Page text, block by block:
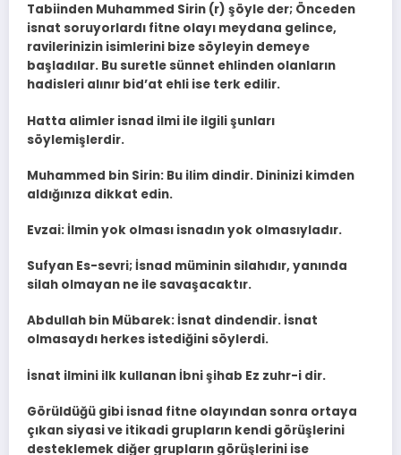
Tabiinden Muhammed Sirin (r) şöyle der; Önceden
isnat soruyorlardı fitne olayı meydana gelince,
ravilerinizin isimlerini bize söyleyin demeye
başladılar. Bu suretle sünnet ehlinden olanların
hadisleri alınır bid’at ehli ise terk edilir.
Hatta alimler isnad ilmi ile ilgili şunları
söylemişlerdir.
Muhammed bin Sirin: Bu ilim dindir. Dininizi kimden
aldığınıza dikkat edin.
Evzai: İlmin yok olması isnadın yok olmasıyladır.
Sufyan Es-sevri; İsnad müminin silahıdır, yanında
silah olmayan ne ile savaşacaktır.
Abdullah bin Mübarek: İsnat dindendir. İsnat
olmasaydı herkes istediğini söylerdi.
İsnat ilmini ilk kullanan İbni şihab Ez zuhr-i dir.
Görüldüğü gibi isnad fitne olayından sonra ortaya
çıkan siyasi ve itikadi grupların kendi görüşlerini
desteklemek diğer grupların görüşlerini ise